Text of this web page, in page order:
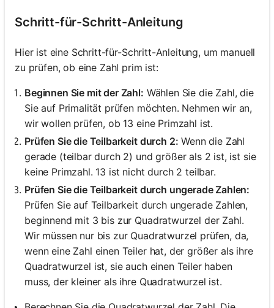
Schritt-für-Schritt-Anleitung
Hier ist eine Schritt-für-Schritt-Anleitung, um manuell
zu prüfen, ob eine Zahl prim ist:
Beginnen Sie mit der Zahl: Wählen Sie die Zahl, die
Sie auf Primalität prüfen möchten. Nehmen wir an,
wir wollen prüfen, ob 13 eine Primzahl ist.
Prüfen Sie die Teilbarkeit durch 2: Wenn die Zahl
gerade (teilbar durch 2) und größer als 2 ist, ist sie
keine Primzahl. 13 ist nicht durch 2 teilbar.
Prüfen Sie die Teilbarkeit durch ungerade Zahlen:
Prüfen Sie auf Teilbarkeit durch ungerade Zahlen,
beginnend mit 3 bis zur Quadratwurzel der Zahl.
Wir müssen nur bis zur Quadratwurzel prüfen, da,
wenn eine Zahl einen Teiler hat, der größer als ihre
Quadratwurzel ist, sie auch einen Teiler haben
muss, der kleiner als ihre Quadratwurzel ist.